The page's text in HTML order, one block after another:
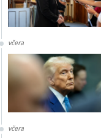
včera
včera